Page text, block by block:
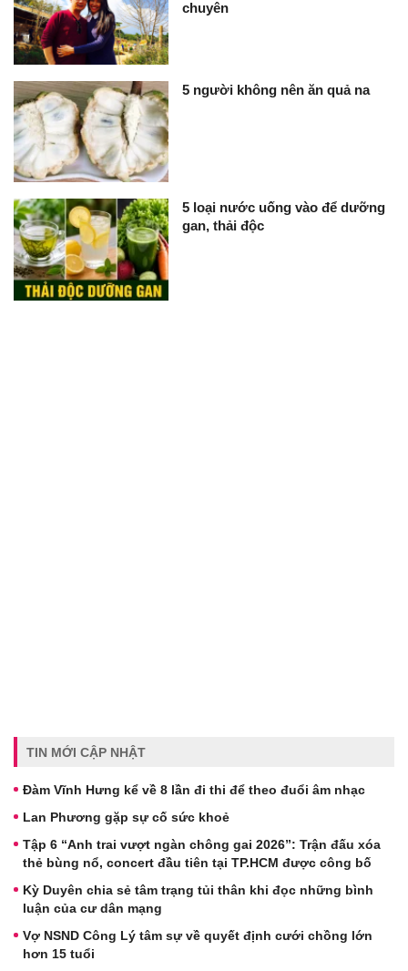
chuyên
5 người không nên ăn quả na
5 loại nước uống vào để dưỡng
gan, thải độc
TIN MỚI CẬP NHẬT
Đàm Vĩnh Hưng kể về 8 lần đi thi để theo đuổi âm nhạc
Lan Phương gặp sự cố sức khoẻ
Tập 6 “Anh trai vượt ngàn chông gai 2026”: Trận đấu xóa
thẻ bùng nổ, concert đầu tiên tại TP.HCM được công bố
Kỳ Duyên chia sẻ tâm trạng tủi thân khi đọc những bình
luận của cư dân mạng
Vợ NSND Công Lý tâm sự về quyết định cưới chồng lớn
hơn 15 tuổi